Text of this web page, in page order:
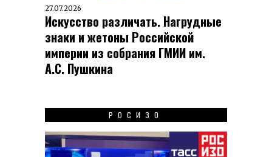
27.07.2026
Искусство различать. Нагрудные
знаки и жетоны Российской
империи из собрания ГМИИ им.
А.С. Пушкина
РОСИЗО